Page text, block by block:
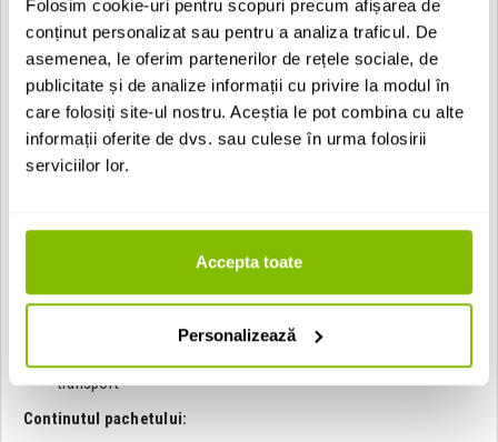
Folosim cookie-uri pentru scopuri precum afișarea de
conținut personalizat sau pentru a analiza traficul. De
asemenea, le oferim partenerilor de rețele sociale, de
publicitate și de analize informații cu privire la modul în
care folosiți site-ul nostru. Aceștia le pot combina cu alte
informații oferite de dvs. sau culese în urma folosirii
serviciilor lor.
Accepta toate
Personalizează
Specificatii tehnice:
Castile includ cablu detasabil
Design circumaural
Sistem deschis
Raspuns in frecventa: 12 - 34.000 Hz
Impedanta: 120 Ohmi
Sensibilitate: 104 dB SPL/1kHz/1Vrms
Earpad-uri din spuma cu material textil, interschimbabile
Cablu cu o lungime de 3 m, interschimbabil, cu conector jack
Greutate (fara cablu): 352 g
Include adaptor de la jack 3,5 mm la jack 6,3 mm si husa de
transport
Continutul pachetului: